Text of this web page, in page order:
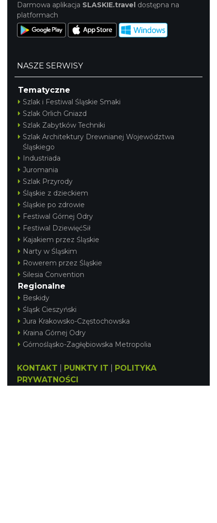
Darmowa aplikacja SLASKIE.travel dostępna na
platformach
NASZE SERWISY
Tematyczne
Szlak i Festiwal Śląskie Smaki
Szlak Orlich Gniazd
Szlak Zabytków Techniki
Szlak Architektury Drewnianej Województwa
Śląskiego
Industriada
Juromania
Szlak Przyrody
Śląskie z dzieckiem
Śląskie po zdrowie
Festiwal Górnej Odry
Festiwal DziewięćSił
Kajakiem przez Śląskie
Narty w Śląskim
Rowerem przez Śląskie
Silesia Convention
Regionalne
Beskidy
Śląsk Cieszyński
Jura Krakowsko-Częstochowska
Kraina Górnej Odry
Górnośląsko-Zagłębiowska Metropolia
KONTAKT PUNKTY IT
POLITYKA
PRYWATNOŚCI